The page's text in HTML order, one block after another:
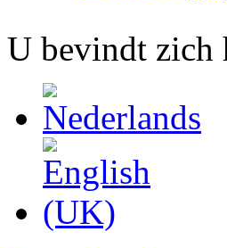
U bevindt zich